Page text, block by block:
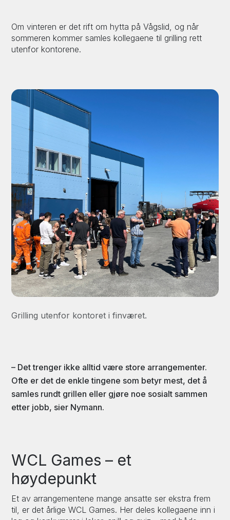
Om vinteren er det rift om hytta på Vågslid, og når
sommeren kommer samles kollegaene til grilling rett
utenfor kontorene.
Grilling utenfor kontoret i finværet.
– Det trenger ikke alltid være store arrangementer.
Ofte er det de enkle tingene som betyr mest, det å
samles rundt grillen eller gjøre noe sosialt sammen
etter jobb, sier Nymann.
WCL Games – et
høydepunkt
Et av arrangementene mange ansatte ser ekstra frem
til, er det årlige WCL Games. Her deles kollegaene inn i